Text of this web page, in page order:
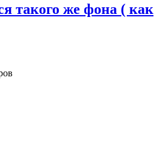
такого же фона ( как